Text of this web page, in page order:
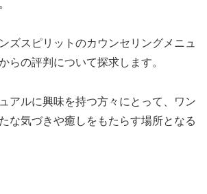
ズスピリットのカウンセリングメニュ
らの評判について探求します。
アルに興味を持つ方々にとって、ワン
な気づきや癒しをもたらす場所となる